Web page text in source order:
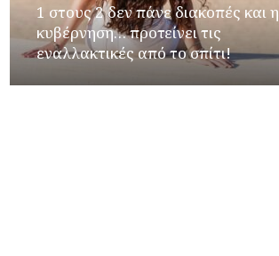
1 στους 2 δεν πάνε διακοπές και η
κυβέρνηση… προτείνει τις
εναλλακτικές από το σπίτι!